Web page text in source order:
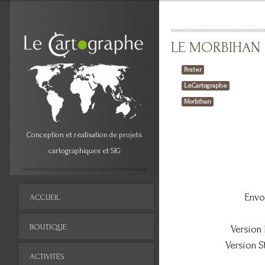
LE MORBIHAN
Poster
LeCartographe
Morbihan
Version
Version
Conception et réalisation de projets
cartographiques et SIG
ACCUEIL
BOUTIQUE
ACTIVITÉS